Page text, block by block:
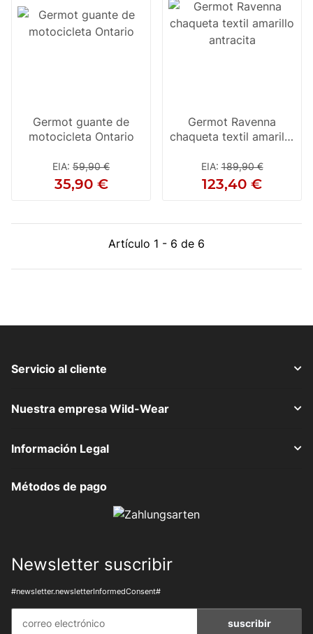
Germot guante de
motocicleta Ontario
EIA: 59,90 €
35,90 €
Germot Ravenna
chaqueta textil amarillo
EIA:189,90 €
123,40 €
Artículo 1 - 6 de 6
Servicio al cliente
Nuestra empresa Wild-Wear
Información Legal
Métodos de pago
Newsletter suscribir
#newsletter.newsletterInformedConsent#
suscribir